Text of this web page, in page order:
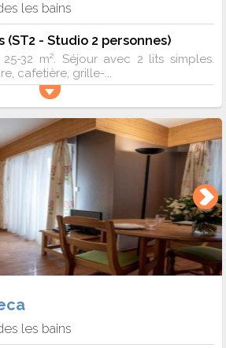
les bains
(ST2 - Studio 2 personnes)
32 m². Séjour avec 2 lits simples.
cafetière, grille-...
les bains